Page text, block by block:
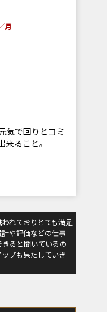
月
気で回りとコミ
ること。
れておりとても満足
や評価などの仕事
ると聞いているの
プも果たしていき